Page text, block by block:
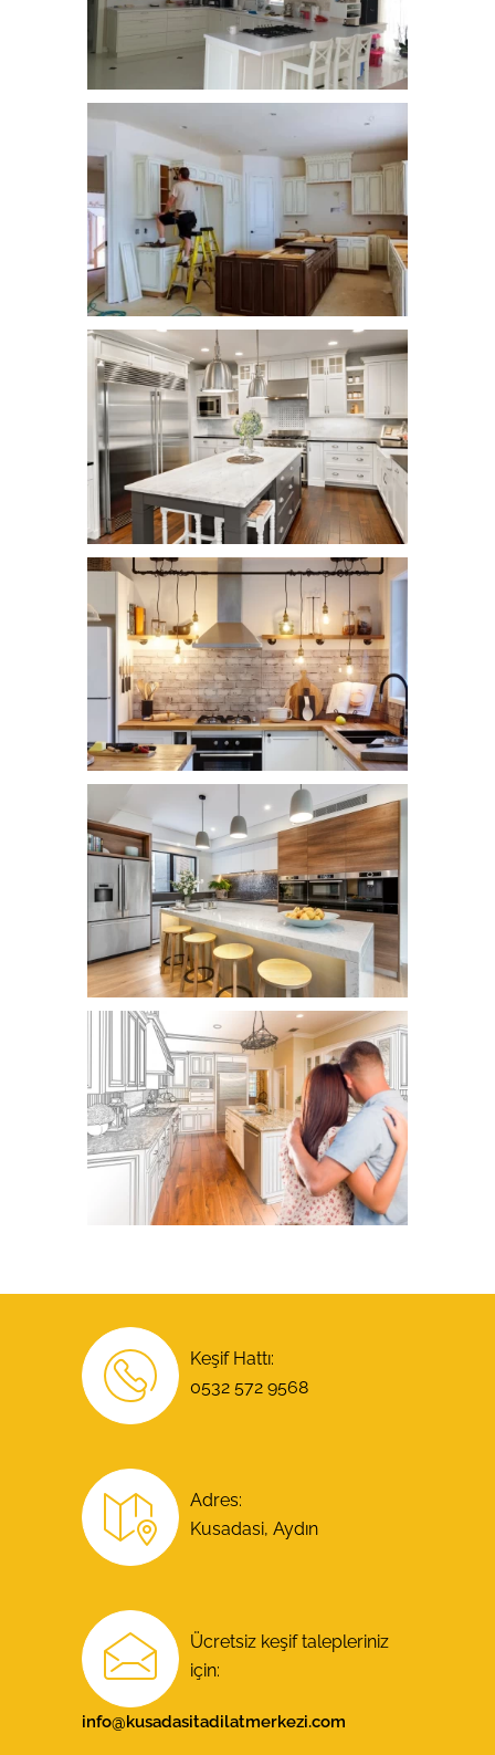
Keşif Hattı:
0532 572 9568
Adres:
Kusadasi, Aydın
Ücretsiz keşif talepleriniz
için:
info@kusadasitadilatmerkezi.com